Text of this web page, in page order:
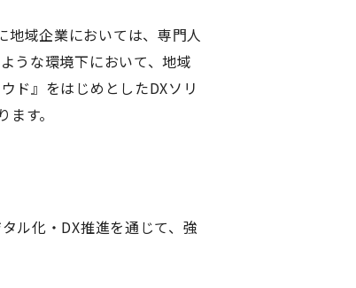
地域企業においては、専門人
うな環境下において、地域
ド』をはじめとしたDXソリ
す。
ル化・DX推進を通じて、強